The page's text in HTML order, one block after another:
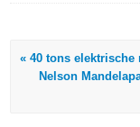
« 40 tons
Nelson